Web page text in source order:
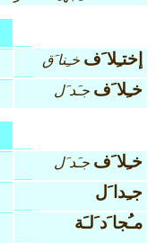
إختـِلا َف خـِنا َق
خـِلا َف جـَد َل
خـِلا َف جـَد َل
جـِدا َل
مـُجا َد َلـَة